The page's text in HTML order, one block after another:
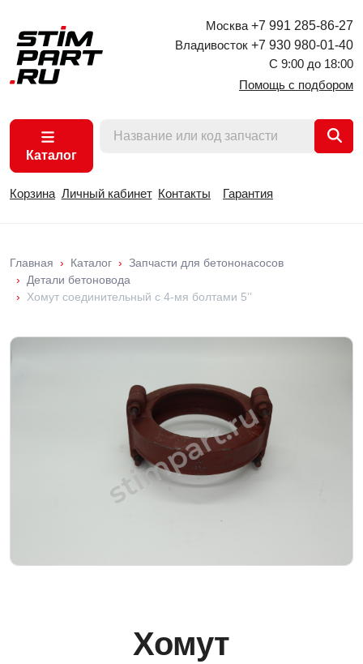
Москва +7 991 285-86-27
Владивосток +7 930 980-01-40
С 9:00 до 18:00
Помощь с подбором
Каталог
Корзина Личный кабинет Контакты Гарантия
Главная Каталог
Запчасти для бетононасосов
Детали бетоновода
Хомут соединительный с 4-мя болтами 5’’
Хомут